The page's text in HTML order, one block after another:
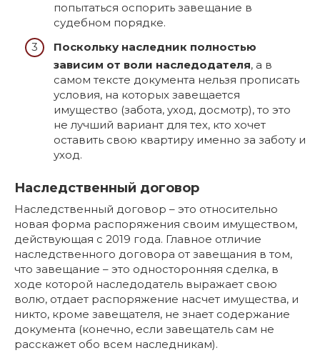
попытаться оспорить завещание в
судебном порядке.
Поскольку наследник полностью
зависим от воли наследодателя, а в
самом тексте документа нельзя прописать
условия, на которых завещается
имущество (забота, уход, досмотр), то это
не лучший вариант для тех, кто хочет
оставить свою квартиру именно за заботу и
уход.
Наследственный договор
Наследственный договор – это относительно
новая форма распоряжения своим имуществом,
действующая с 2019 года. Главное отличие
наследственного договора от завещания в том,
что завещание – это односторонняя сделка, в
ходе которой наследодатель выражает свою
волю, отдает распоряжение насчет имущества, и
никто, кроме завещателя, не знает содержание
документа (конечно, если завещатель сам не
расскажет обо всем наследникам).